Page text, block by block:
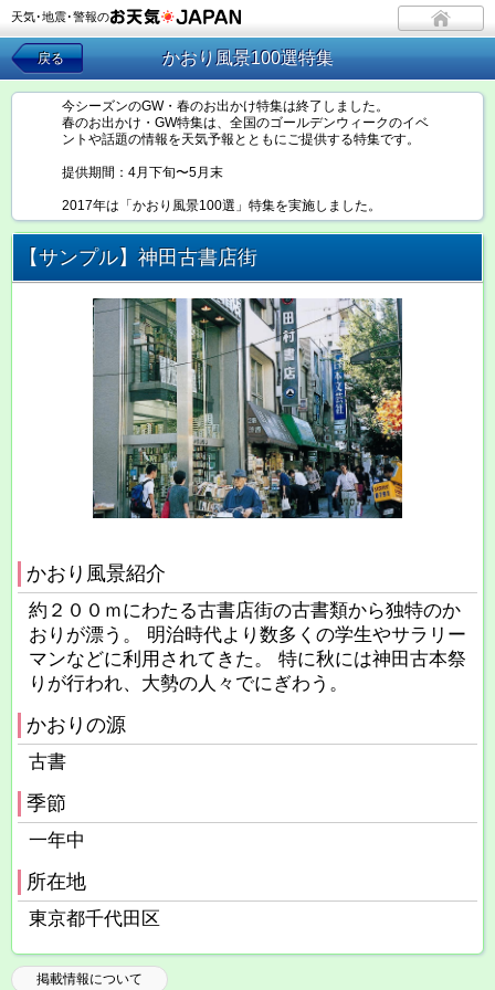
天気･地震･警報の
戻る かおり風景100選特集
今シーズンのGW・春のお出かけ特集は終了しました。
春のお出かけ・GW特集は、全国のゴールデンウィークのイベ
ントや話題の情報を天気予報とともにご提供する特集です。
提供期間：4月下旬〜5月末
2017年は「かおり風景100選」特集を実施しました。
【サンプル】神田古書店街
かおり風景紹介
約２００ｍにわたる古書店街の古書類から独特のか
おりが漂う。 明治時代より数多くの学生やサラリー
マンなどに利用されてきた。 特に秋には神田古本祭
りが行われ、大勢の人々でにぎわう。
かおりの源
古書
季節
一年中
所在地
東京都千代田区
掲載情報について